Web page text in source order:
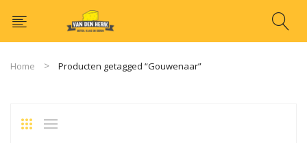
Home Producten getagged “Gouwenaar”